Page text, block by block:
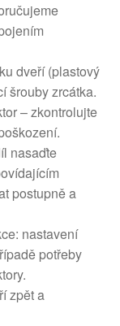
dveří (plastový
šrouby zrcátka.
– zkontrolujte
nasaďte
postupně a
nastavení
potřeby
zpět a